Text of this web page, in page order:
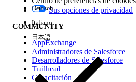
Edición
Experiencia
Sus opciones de privacidad
COMMUNITY
AppExchange
Administradores de Salesforce
Desarrolladores de Salesforce
Trailhead
Capacitación
Deutsch
Italiano
日本語